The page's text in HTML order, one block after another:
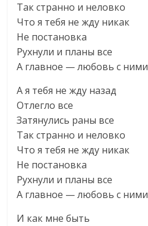
Так странно и неловко
Что я тебя не жду никак
Не постановка
Рухнули и планы все
А главное — любовь с ними
А я тебя не жду назад
Отлегло все
Затянулись раны все
Так странно и неловко
Что я тебя не жду никак
Не постановка
Рухнули и планы все
А главное — любовь с ними
И как мне быть